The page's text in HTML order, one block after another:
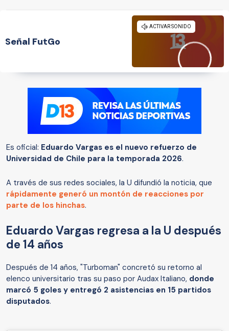
Señal FutGo
Es oficial: Eduardo Vargas es el nuevo refuerzo de
Universidad de Chile para la temporada 2026.
A través de sus redes sociales, la U difundió la noticia, que
rápidamente generó un montón de reacciones por
parte de los hinchas.
Eduardo Vargas regresa a la U después
de 14 años
Después de 14 años, "Turboman" concretó su retorno al
elenco universitario tras su paso por Audax Italiano, donde
marcó 5 goles y entregó 2 asistencias en 15 partidos
disputados.